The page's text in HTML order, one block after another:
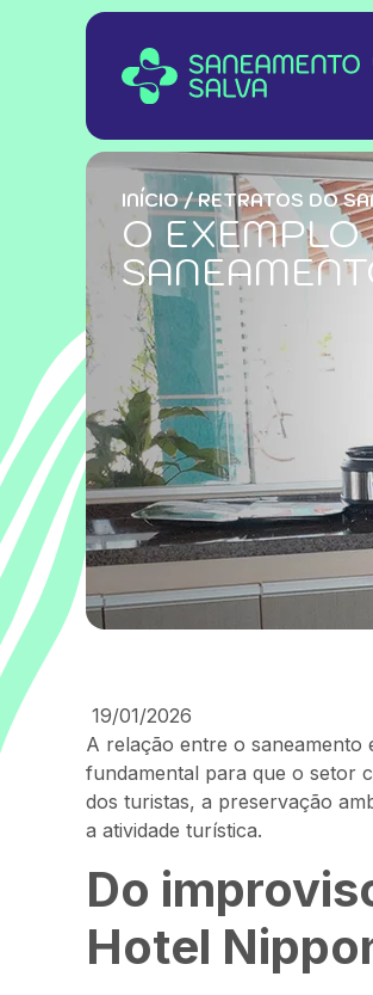
INÍCIO/RETRATOS DO
O EXEMPLO
19/01/2026
A relação entre o saneamento
fundamental para que o setor
dos turistas, a preservação
a atividade turística.
Do
Hotel